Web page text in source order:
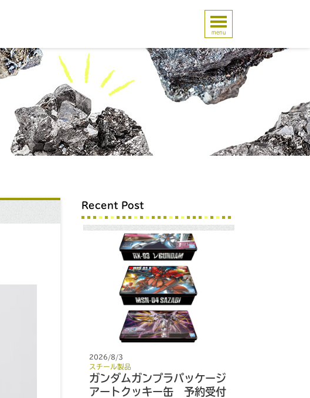
menu
Recent Post
2026/8/3
スチール製品
ガンダムガンプラパッケージ
アートクッキー缶 予約受付